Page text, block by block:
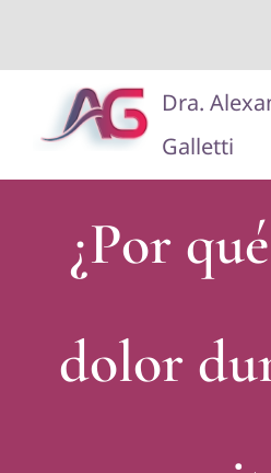
contenido
Dra.
Galletti
¿Por
dolor